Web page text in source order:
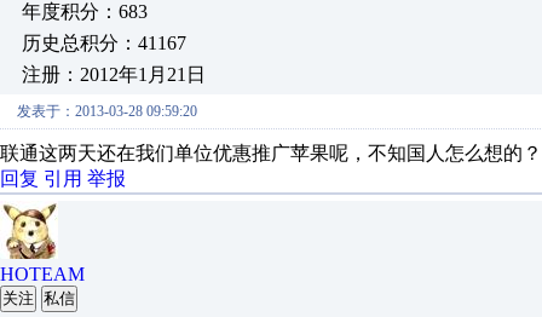
年度积分：683
历史总积分：41167
注册：2012年1月21日
发表于：2013-03-28 09:59:20
联通这两天还在我们单位优惠推广苹果呢，不知国人怎么想的？
回复 引用 举报
HOTEAM
关注 私信